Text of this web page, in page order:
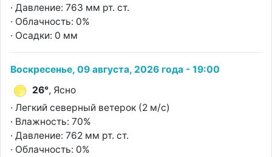
· Давление: 763 мм рт. ст.
· Облачность: 0%
· Осадки: 0 мм
Воскресенье, 09 августа, 2026 года - 19:00
26°, Ясно
· Легкий северный ветерок (2 м/с)
· Влажность: 70%
· Давление: 762 мм рт. ст.
· Облачность: 0%